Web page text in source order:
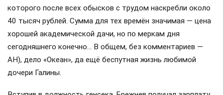
которого после всех обысков с трудом наскребли около
40 тысяч рублей. Сумма для тех времён значимая — цена
хорошей академической дачи, но по меркам дня
сегодняшнего конечно… В общем, без комментариев —
АН), дело «Океан», да ещё беспутная жизнь любимой
дочери Галины.